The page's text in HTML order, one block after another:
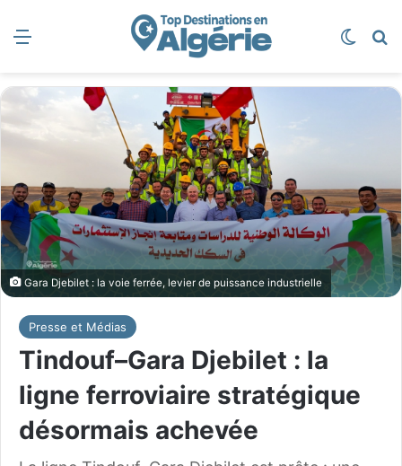
Gara Djebilet : la voie ferrée, levier de puissance industrielle
Presse et Médias
Tindouf–Gara Djebilet : la
ligne ferroviaire stratégique
désormais achevée